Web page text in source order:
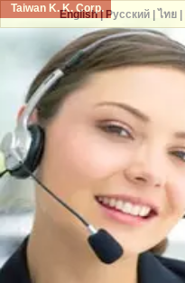
Taiwan K. K. Corp.
English| Русский| ไทย|